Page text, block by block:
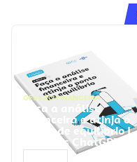
GESTÃO FINANCEIRA
Faça a análise
financeira e atinja o
ponto de equilíbrio |
Prompts ChatGPT